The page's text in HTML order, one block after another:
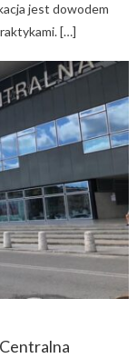
jest dowodem
[…]